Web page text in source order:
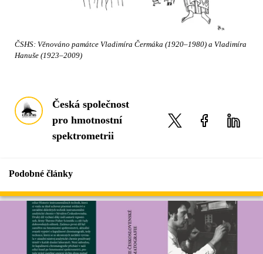
ČSHS: Věnováno památce Vladimíra Čermáka (1920–1980) a Vladimíra
Hanuše (1923–2009)
Česká společnost
pro hmotnostní
spektrometrii
Podobné články